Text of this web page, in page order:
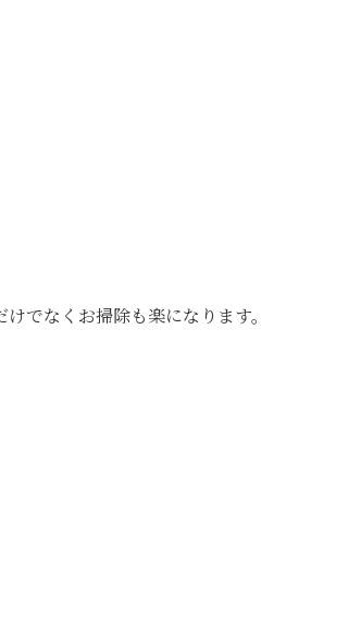
でなくお掃除も楽になります。